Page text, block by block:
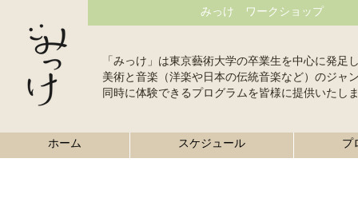
みっけ ワークショップ
「みっけ」は東京藝術大学の卒業生を中心に発足
美術と音楽（洋楽や日本の伝統音楽など）のジャ
同時に体験できるプログラムを皆様に提供いたし
ホーム スケジュール プ